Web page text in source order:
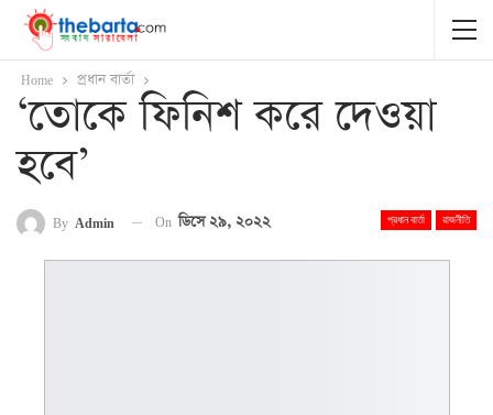
Home প্রধান বার্তা
‘তোকে ফিনিশ করে দেওয়া
হবে’
প্রধান বার্তা রাজনীতি
By Admin On ডিসে ২৯, ২০২২